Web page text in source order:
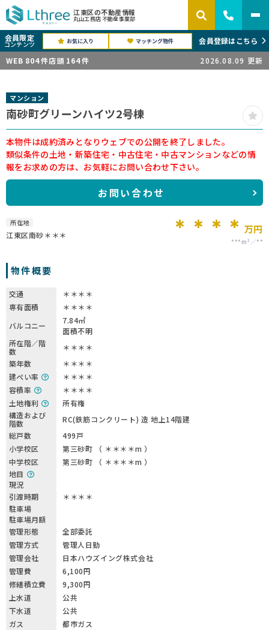
江東区の不動産情報
丸山工務店 不動産事業部
会員限定
コンテンツ お気に入り マッチング物件
会員登録はこちら
WEB 804件店頭 164件 2026.08.09 更新
マンション
南砂町グリーンハイツ2号棟
本物件は成約済みとなりウェブでの公開を終了しました。
類似条件の土地・新築住宅・中古住宅・中古マンションなどの情
報をお求めの方は、お気軽にお問い合わせ下さい。
お問い合わせ
所在地
江東区南砂＊＊＊ ＊＊＊＊ 万円
***m² **
物件概要
交通
＊＊＊＊
専有面積
＊＊＊＊
バルコニー
7.84㎡
面積不明
所在階／階
数
＊＊＊＊
築年数
＊＊＊＊
建ぺい率
＊＊＊＊
容積率
＊＊＊＊
土地権利
所有権
構造および
階数
RC(鉄筋コンクリート) 造 地上14階建
総戸数
499戸
小学校区
第三砂町 （ ＊＊＊＊m ）
中学校区
第三砂町 （ ＊＊＊＊m ）
地目
現況
引渡時期
＊＊＊＊
駐車場
駐車場月額
管理形態
全部委託
管理方式
管理人日勤
管理会社
日本ハウズイング株式会社
管理費
6,100円
修繕積立費
9,300円
上水道
公共
下水道
公共
ガス
都市ガス